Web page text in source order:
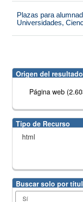
Plazas para
Universidades,
Origen del resultado
Página web
Tipo de Recurso
html
Buscar solo por